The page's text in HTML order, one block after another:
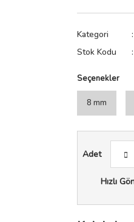
Kategori
Stok Kodu
Seçenekler
8 mm
Adet
Hızlı